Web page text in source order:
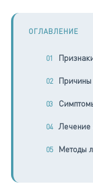
ОГЛАВЛЕНИЕ
Лечение
Методы